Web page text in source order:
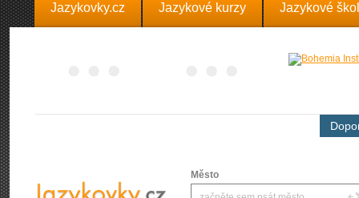
Jazykovky.cz Jazykové kurzy Jazykové
Město